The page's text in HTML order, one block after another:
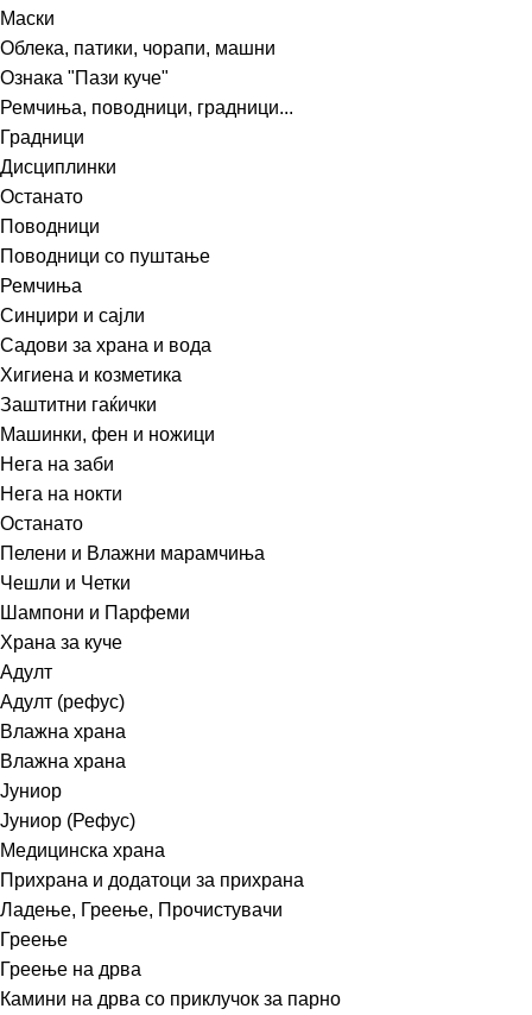
Маски
Облека, патики, чорапи, машни
Ознака "Пази куче"
Ремчиња, поводници, градници...
Градници
Дисциплинки
Останато
Поводници
Поводници со пуштање
Ремчиња
Синџири и сајли
Садови за храна и вода
Хигиена и козметика
Заштитни гаќички
Машинки, фен и ножици
Нега на заби
Нега на нокти
Останато
Пелени и Влажни марамчиња
Чешли и Четки
Шампони и Парфеми
Храна за куче
Адулт
Адулт (рефус)
Влажна храна
Влажна храна
Јуниор
Јуниор (Рефус)
Медицинска храна
Прихрана и додатоци за прихрана
Ладење, Греење, Прочистувачи
Греење
Греење на дрва
Камини на дрва со приклучок за парно